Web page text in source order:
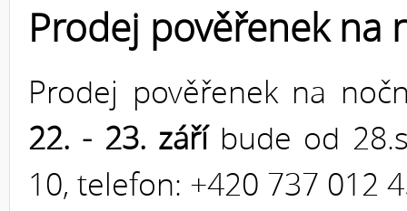
Prodej pověřenek na
Prodej pověřenek na
22. - 23. záříbude od
10, telefon: +420 737 012